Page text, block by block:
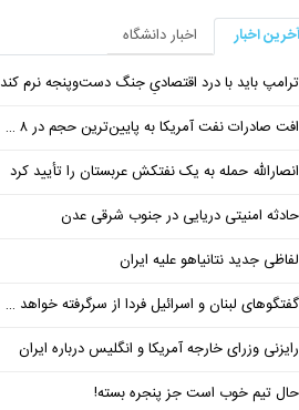
اخبار
اخبار دانشگاه
ترامپ باید با درد اقتصادیِ جنگ دست‌و‌پنجه نرم کند
افت صادرات نفت آمریکا به پایین‌ترین حجم در ۸ ماه اخیر
انصارالله حمله به یک نفتکش عربستان را تأیید کرد
حادثه امنیتی دریایی در جنوب شرقی عدن
لفاظی جدید نتانیاهو علیه ایران
گفتگوهای لبنان و اسرائیل فردا از سرگرفته خواهد شد!
رایزنی وزرای خارجه آمریکا و انگلیس درباره ایران
حال تیم خوب است جز پنجره بسته!